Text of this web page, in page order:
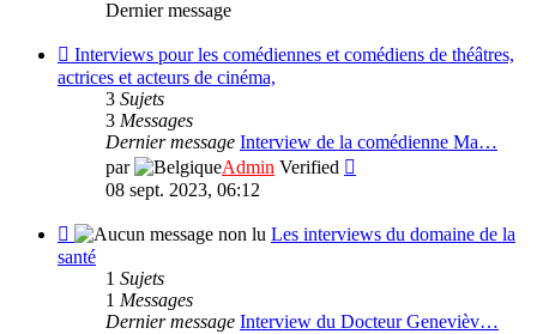
Dernier message
Flux
-
Interviews
comédiennes
comédiens
de
théâtres,
actrices
acteurs
Interviews pour les comédiennes et comédiens de théâtres,
actrices et acteurs de cinéma,
3 Sujets
3 Messages
Dernier message Interview de la comédienne Ma…
par
Admin Verified
message
08 sept. 2023, 06:12
Flux
-
interviews
Les interviews du domaine de la
santé
1 Sujets
1 Messages
Dernier message Interview du Docteur Genevièv…